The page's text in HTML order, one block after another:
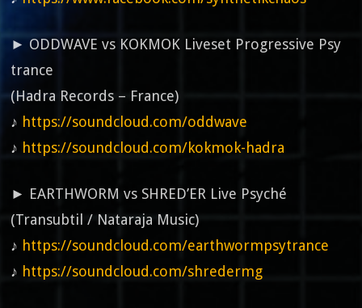
► ODDWAVE vs KOKMOK Liveset Progressive Psy
trance
(Hadra Records – France)
♪ https://soundcloud.com/oddwave
♪ https://soundcloud.com/kokmok-hadra
► EARTHWORM vs SHRED’ER Live Psyché
(Transubtil / Nataraja Music)
♪ https://soundcloud.com/earthwormpsytrance
♪ https://soundcloud.com/shredermg